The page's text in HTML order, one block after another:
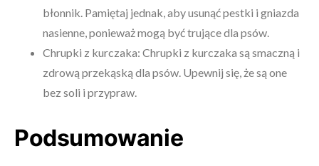
błonnik. Pamiętaj jednak, aby usunąć pestki i gniazda
nasienne, ponieważ mogą być trujące dla psów.
Chrupki z kurczaka: Chrupki z kurczaka są smaczną i
zdrową przekąską dla psów. Upewnij się, że są one
bez soli i przypraw.
Podsumowanie